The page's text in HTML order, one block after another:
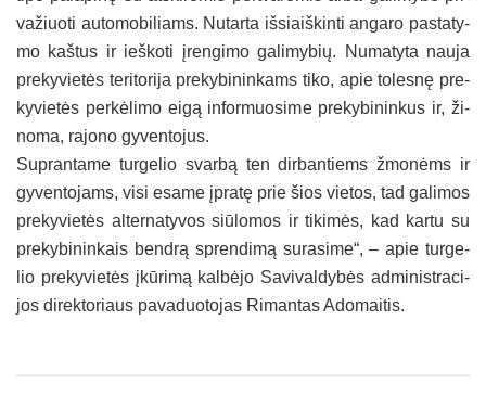
va­žiuo­ti au­to­mo­bi­liams. Nu­tar­ta iš­siaiš­kin­ti an­ga­ro pa­sta­ty­
mo kaš­tus ir ieš­ko­ti įren­gi­mo ga­li­my­bių. Nu­ma­ty­ta nau­ja
pre­ky­vie­tės te­ri­to­ri­ja pre­ky­bi­nin­kams ti­ko, apie to­les­nę pre­
ky­vie­tės per­kė­li­mo ei­gą in­for­muo­si­me pre­ky­bi­nin­kus ir, ži­
no­ma, ra­jo­no gy­ven­to­jus.
Sup­ran­ta­me tur­ge­lio svar­bą ten dir­ban­tiems žmo­nėms ir
gy­ven­to­jams, vi­si esa­me įpra­tę prie šios vie­tos, tad ga­li­mos
pre­ky­vie­tės al­ter­na­ty­vos siū­lo­mos ir ti­ki­mės, kad kar­tu su
pre­ky­bi­nin­kais bend­rą spren­di­mą su­ra­si­me“, – apie tur­ge­
lio pre­ky­vie­tės įkū­ri­mą kal­bė­jo Sa­vi­val­dy­bės ad­mi­nist­ra­ci­
jos di­rek­to­riaus pa­va­duo­to­jas Ri­man­tas Ado­mai­tis.